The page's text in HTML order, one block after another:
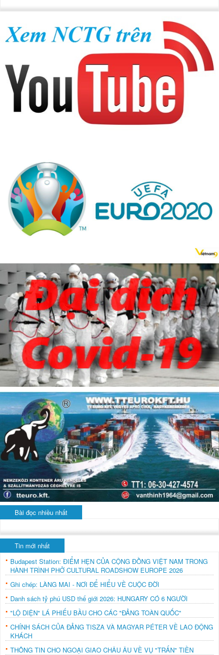
Bài đọc nhiều nhất
Tin mới nhất
Budapest Station: ĐIỂM HẸN CỦA CỘNG ĐỒNG VIỆT NAM TRONG
HÀNH TRÌNH PHỞ CULTURAL ROADSHOW EUROPE 2026
Ghi chép: LÀNG MAI - NƠI ĐỂ HIỂU VỀ CUỘC ĐỜI
Danh sách tỷ phú USD thế giới 2026: HUNGARY CÓ 6 NGƯỜI
"LỘ DIỆN" LÁ PHIẾU BẦU CHO CÁC "ĐẢNG TOÀN QUỐC"
CHÍNH SÁCH CỦA ĐẢNG TISZA VÀ MAGYAR PÉTER VỀ LAO ĐỘNG
KHÁCH
THÔNG TIN CHO NGOẠI GIAO CHÂU ÂU VỀ VỤ "TRẤN" TIỀN